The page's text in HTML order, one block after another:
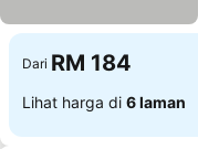
Dari RM 184
Lihat harga di 6 laman